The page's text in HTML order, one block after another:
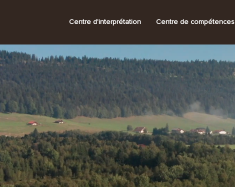
Centre d'interprétation Centre de compétences